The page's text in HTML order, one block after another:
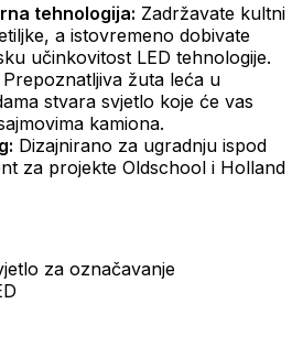
tehnologija: Zadržavate kultni
a istovremeno dobivate
učinkovitost LED tehnologije.
Prepoznatljiva žuta leća u
stvara svjetlo koje će vas
kamiona.
Dizajnirano za ugradnju ispod
za projekte Oldschool i Holland
za označavanje